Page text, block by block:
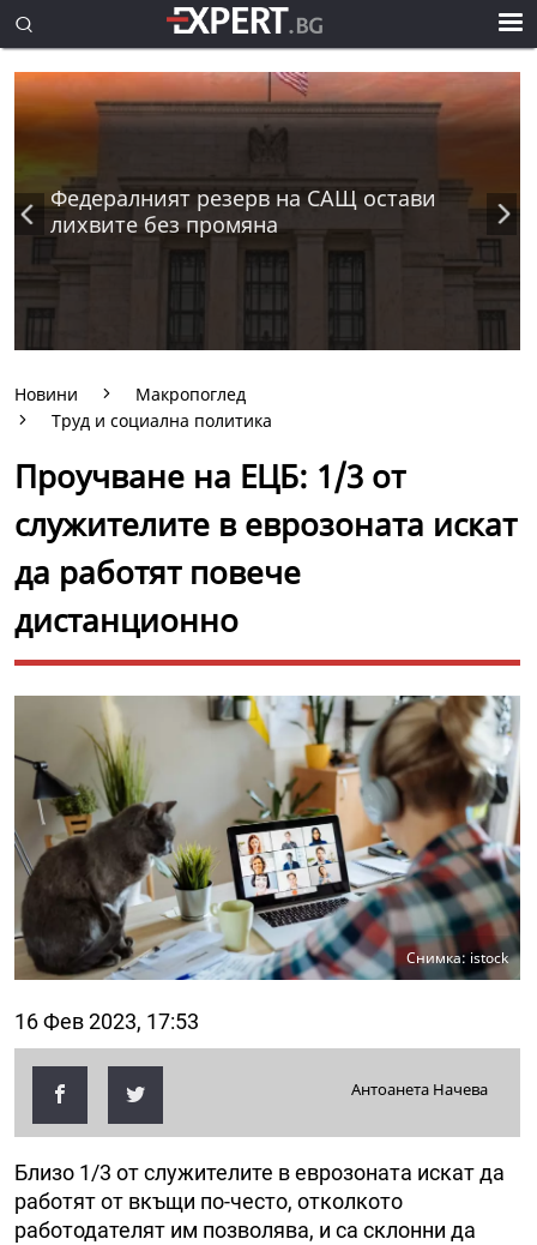
Федералният резерв на САЩ остави
лихвите без промяна
Новини
Макропоглед
Труд и социална политика
Проучване на ЕЦБ: 1/3 от
служителите в еврозоната искат
да работят повече
дистанционно
Снимка: istock
16 Фев 2023, 17:53
Антоанета Начева
Близо 1/3 от служителите в еврозоната искат да
работят от вкъщи по-често, отколкото
работодателят им позволява, и са склонни да